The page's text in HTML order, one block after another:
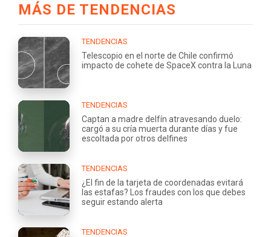
MÁS DE TENDENCIAS
TENDENCIAS
Telescopio en el norte de Chile confirmó
impacto de cohete de SpaceX contra la Luna
TENDENCIAS
Captan a madre delfín atravesando duelo:
cargó a su cría muerta durante días y fue
escoltada por otros delfines
TENDENCIAS
¿El fin de la tarjeta de coordenadas evitará
las estafas? Los fraudes con los que debes
seguir estando alerta
TENDENCIAS